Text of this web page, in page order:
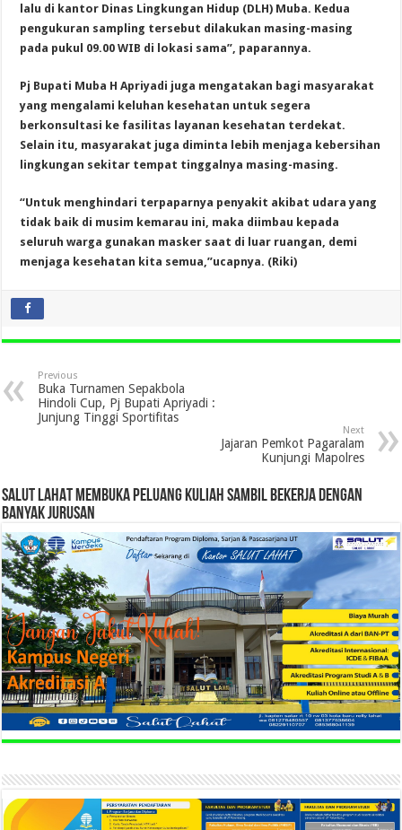
lalu di kantor Dinas Lingkungan Hidup (DLH) Muba. Kedua
pengukuran sampling tersebut dilakukan masing-masing
pada pukul 09.00 WIB di lokasi sama”, paparannya.
Pj Bupati Muba H Apriyadi juga mengatakan bagi masyarakat
yang mengalami keluhan kesehatan untuk segera
berkonsultasi ke fasilitas layanan kesehatan terdekat.
Selain itu, masyarakat juga diminta lebih menjaga kebersihan
lingkungan sekitar tempat tinggalnya masing-masing.
“Untuk menghindari terpaparnya penyakit akibat udara yang
tidak baik di musim kemarau ini, maka diimbau kepada
seluruh warga gunakan masker saat di luar ruangan, demi
menjaga kesehatan kita semua,”ucapnya. (Riki)
Previous
Buka Turnamen Sepakbola
Hindoli Cup, Pj Bupati Apriyadi :
Junjung Tinggi Sportifitas
Next
Jajaran Pemkot Pagaralam
Kunjungi Mapolres
SALUT LAHAT MEMBUKA PELUANG KULIAH SAMBIL BEKERJA DENGAN
BANYAK JURUSAN